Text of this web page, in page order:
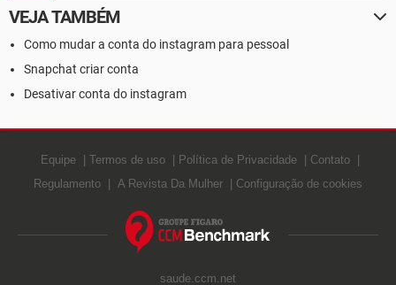
VEJA TAMBÉM
Como mudar a conta do instagram para pessoal
Snapchat criar conta
Desativar conta do instagram
Equipe Termos de uso Política de Privacidade
Contato
Regulamento
A Revista Da Mulher Configuração de cookies
saude.ccm.net